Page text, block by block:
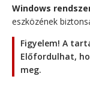
Windows
eszközének
Figyelem! A
Előfordulhat,
meg.